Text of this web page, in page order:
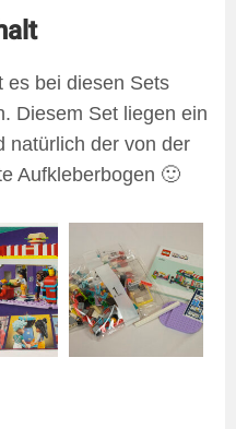
es bei diesen Sets
Diesem Set liegen ein
natürlich der von der
Aufkleberbogen 🙂